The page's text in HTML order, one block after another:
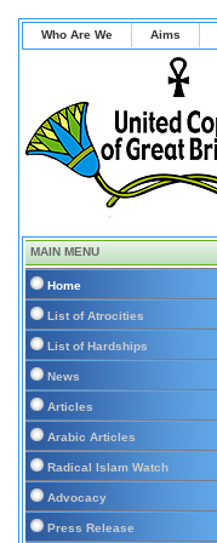
Who Are We Aims
MAIN MENU
Home
List of Atrocities
List of Hardships
News
Articles
Arabic Articles
Radical Islam Watch
Advocacy
Press Release